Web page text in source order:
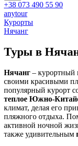
+38 073 490 55 90
anytour
Курорты
Нячанг
Туры в
Нячанг – курортный
своими красивыми
популярный курорт
теплое Южно-
климат, делая его
пляжного отдыха.
активной ночной
также удивительным